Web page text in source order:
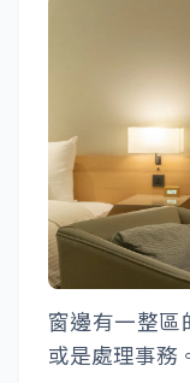
窗邊有一整區
或是處理事務